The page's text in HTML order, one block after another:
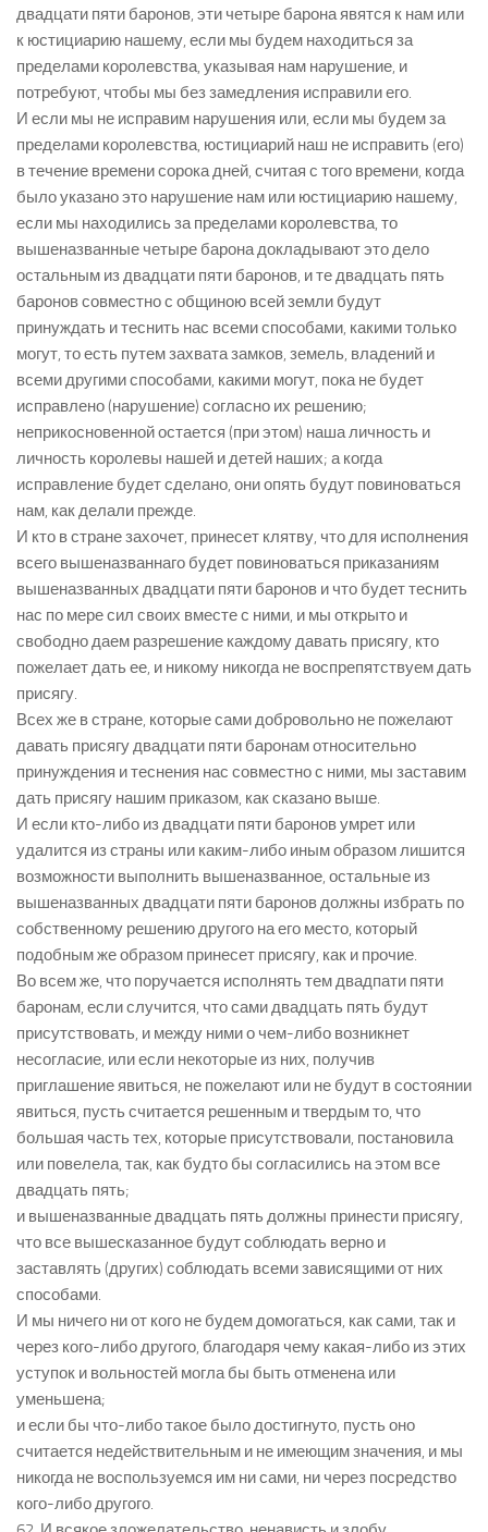
двадцати пяти баронов, эти четыре барона явятся к нам или
к юстициарию нашему, если мы будем находиться за
пределами королевства, указывая нам нарушение, и
потребуют, чтобы мы без замедления исправили его.
И если мы не исправим нарушения или, если мы будем за
пределами королевства, юстициарий наш не исправить (его)
в течение времени сорока дней, считая с того времени, когда
было указано это нарушение нам или юстициарию нашему,
если мы находились за пределами королевства, то
вышеназванные четыре барона докладывают это дело
остальным из двадцати пяти баронов, и те двадцать пять
баронов совместно с общиною всей земли будут
принуждать и теснить нас всеми способами, какими только
могут, то есть путем захвата замков, земель, владений и
всеми другими способами, какими могут, пока не будет
исправлено (нарушение) согласно их решению;
неприкосновенной остается (при этом) наша личность и
личность королевы нашей и детей наших; а когда
исправление будет сделано, они опять будут повиноваться
нам, как делали прежде.
И кто в стране захочет, принесет клятву, что для исполнения
всего вышеназваннаго будет повиноваться приказаниям
вышеназванных двадцати пяти баронов и что будет теснить
нас по мере сил своих вместе с ними, и мы открыто и
свободно даем разрешение каждому давать присягу, кто
пожелает дать ее, и никому никогда не воспрепятствуем дать
присягу.
Всех же в стране, которые сами добровольно не пожелают
давать присягу двадцати пяти баронам относительно
принуждения и теснения нас совместно с ними, мы заставим
дать присягу нашим приказом, как сказано выше.
И если кто-либо из двадцати пяти баронов умрет или
удалится из страны или каким-либо иным образом лишится
возможности выполнить вышеназванное, остальные из
вышеназванных двадцати пяти баронов должны избрать по
собственному решению другого на его место, который
подобным же образом принесет присягу, как и прочие.
Во всем же, что поручается исполнять тем двадпати пяти
баронам, если случится, что сами двадцать пять будут
присутствовать, и между ними о чем-либо возникнет
несогласие, или если некоторые из них, получив
приглашение явиться, не пожелают или не будут в состоянии
явиться, пусть считается решенным и твердым то, что
большая часть тех, которые присутствовали, постановила
или повелела, так, как будто бы согласились на этом все
двадцать пять;
и вышеназванные двадцать пять должны принести присягу,
что все вышесказанное будут соблюдать верно и
заставлять (других) соблюдать всеми зависящими от них
способами.
И мы ничего ни от кого не будем домогаться, как сами, так и
через кого-либо другого, благодаря чему какая-либо из этих
уступок и вольностей могла бы быть отменена или
уменьшена;
и если бы что-либо такое было достигнуто, пусть оно
считается недействительным и не имеющим значения, и мы
никогда не воспользуемся им ни сами, ни через посредство
кого-либо другого.